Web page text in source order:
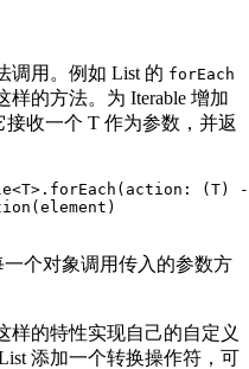
调用。例如 List 的 forEach
的方法。为 Iterable 增加
接收一个 T 作为参数，并返
个对象调用传入的参数方
样的特性实现自己的自定义
添加一个转换操作符，可